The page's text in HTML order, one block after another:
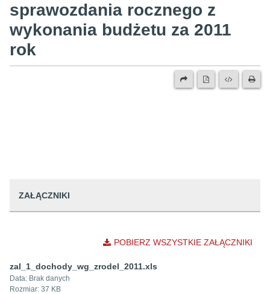
sprawozdania rocznego z
wykonania budżetu za 2011
rok
ZAŁĄCZNIKI
POBIERZ WSZYSTKIE ZAŁĄCZNIKI
zal_1_dochody_wg_zrodel_2011.xls
Data: Brak danych
Rozmiar: 37 KB